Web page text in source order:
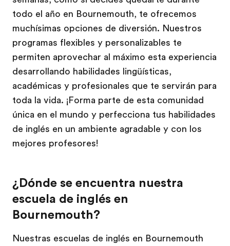
todo el año en Bournemouth, te ofrecemos
muchísimas opciones de diversión. Nuestros
programas flexibles y personalizables te
permiten aprovechar al máximo esta experiencia
desarrollando habilidades lingüísticas,
académicas y profesionales que te servirán para
toda la vida. ¡Forma parte de esta comunidad
única en el mundo y perfecciona tus habilidades
de inglés en un ambiente agradable y con los
mejores profesores!
¿Dónde se encuentra nuestra
escuela de inglés en
Bournemouth?
Nuestras escuelas de inglés en Bournemouth